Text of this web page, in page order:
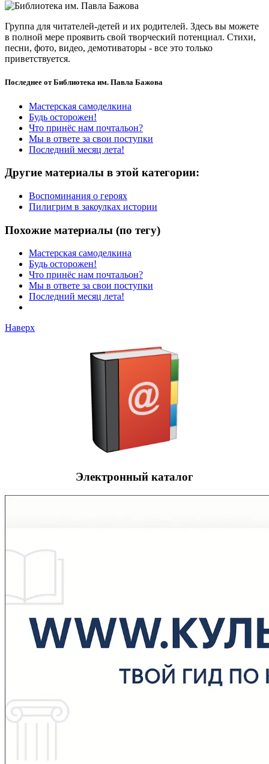
Группа для читателей-детей и их родителей. Здесь вы можете
в полной мере проявить свой творческий потенциал. Стихи,
песни, фото, видео, демотиваторы - все это только
приветствуется.
Последнее от Библиотека им. Павла Бажова
Мастерская самоделкина
Будь осторожен!
Что принёс нам почтальон?
Мы в ответе за свои поступки
Последний месяц лета!
Другие материалы в этой категории:
Воспоминания о героях
Пилигрим в закоулках истории
Похожие материалы (по тегу)
Мастерская самоделкина
Будь осторожен!
Что принёс нам почтальон?
Мы в ответе за свои поступки
Последний месяц лета!
Наверх
Электронный каталог